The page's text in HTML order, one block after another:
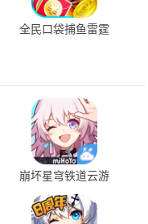
全民口袋捕鱼雷霆
崩坏星穹铁道云游
戏 4.4.0 手机端